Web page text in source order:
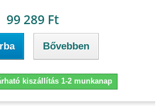
99 289 Ft
Bővebben
kiszállítás 1-2 munkanap